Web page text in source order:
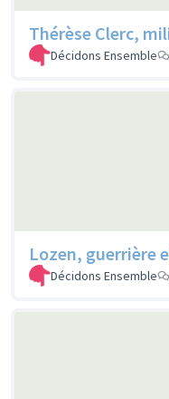
Thérèse Clerc,
Décidons Ensemble
Lozen, guerrière
Décidons Ensemble